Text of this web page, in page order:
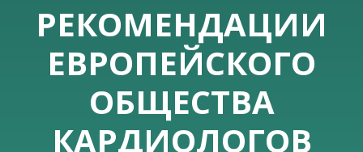
РЕКОМЕНДАЦИИ
ЕВРОПЕЙСКОГО
ОБЩЕСТВА
КАРДИОЛОГОВ